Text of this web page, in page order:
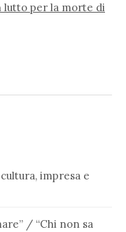
lutto per la morte di
impresa e
/ “Chi non sa